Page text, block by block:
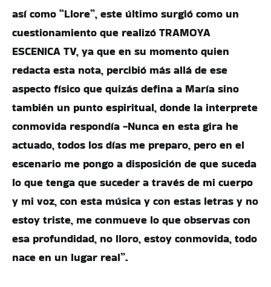
así como “Llore”, este último surgió como un
cuestionamiento que realizó TRAMOYA
ESCENICA TV, ya que en su momento quien
redacta esta nota, percibió más allá de ese
aspecto físico que quizás defina a María sino
también un punto espiritual, donde la interprete
conmovida respondía -Nunca en esta gira he
actuado, todos los días me preparo, pero en el
escenario me pongo a disposición de que suceda
lo que tenga que suceder a través de mi cuerpo
y mi voz, con esta música y con estas letras y no
estoy triste, me conmueve lo que observas con
esa profundidad, no lloro, estoy conmovida, todo
nace en un lugar real”.